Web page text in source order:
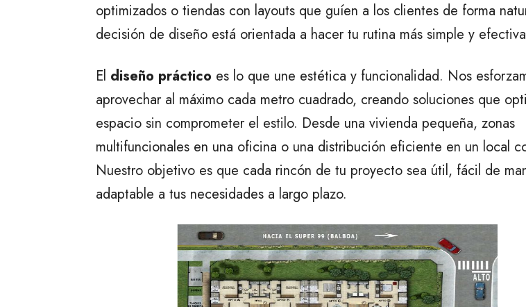
optimizados o tiendas con layouts que guíen a los clientes de forma
decisión de diseño está orientada a hacer tu rutina más simple y
El diseño práctico es lo que une estética y funcionalidad. Nos
aprovechar al máximo cada metro cuadrado, creando soluciones que
espacio sin comprometer el estilo. Desde una vivienda pequeña, zonas
multifuncionales en una oficina o una distribución eficiente en un local
Nuestro objetivo es que cada rincón de tu proyecto sea útil, fácil de
adaptable a tus necesidades a largo plazo.